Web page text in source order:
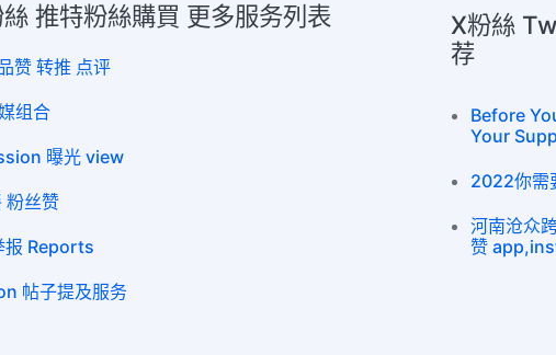
推特粉絲購買 更多服务列表
赞 转推 点评
组合
曝光 view
粉丝赞
报 Reports
帖子提及服务
X粉絲
荐
Before
Your
2022你需
河南沧众
赞